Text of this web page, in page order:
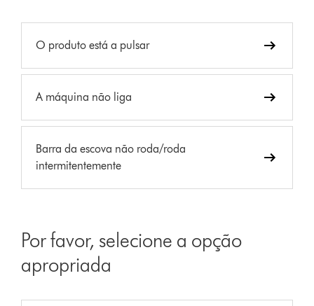
O produto está a pulsar
A máquina não liga
Barra da escova não roda/roda
intermitentemente
Por favor, selecione a opção
apropriada